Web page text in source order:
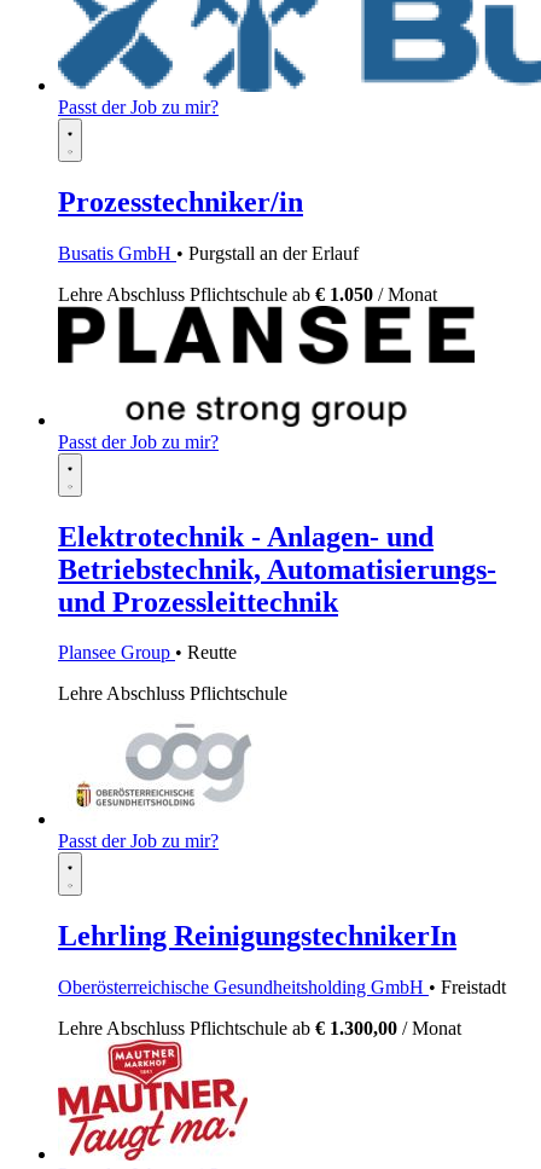
Passt der Job zu mir?
Prozesstechniker/in
Busatis GmbH • Purgstall an der Erlauf
Lehre Abschluss Pflichtschule ab € 1.050 / Monat
Passt der Job zu mir?
Elektrotechnik - Anlagen- und
Betriebstechnik, Automatisierungs-
und Prozessleittechnik
Plansee Group • Reutte
LehreAbschluss Pflichtschule
Passt der Job zu mir?
Lehrling ReinigungstechnikerIn
Oberösterreichische Gesundheitsholding GmbH • Freistadt
Lehre Abschluss Pflichtschule ab € 1.300,00 / Monat